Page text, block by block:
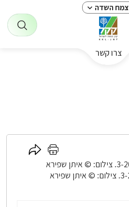
צמח השדה
צרו קשר
לחץ
לחץ
כאן
לשיתוף